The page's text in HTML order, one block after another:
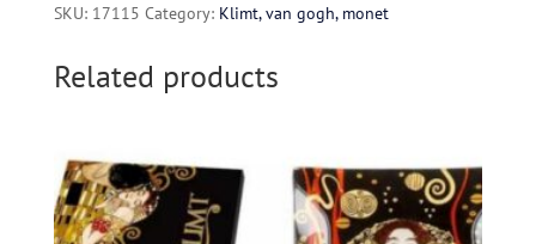
SKU: 17115 Category: Klimt, van gogh, monet
Related products